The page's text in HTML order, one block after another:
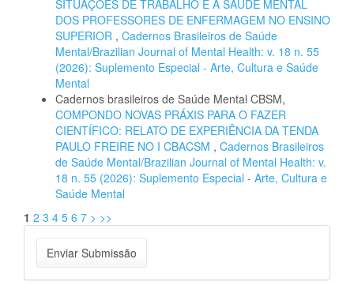
SITUAÇÕES DE TRABALHO E A SAÚDE MENTAL
DOS PROFESSORES DE ENFERMAGEM NO ENSINO
SUPERIOR , Cadernos Brasileiros de Saúde
Mental/Brazilian Journal of Mental Health: v. 18 n. 55
(2026): Suplemento Especial - Arte, Cultura e Saúde
Mental
Cadernos brasileiros de Saúde Mental CBSM,
COMPONDO NOVAS PRÁXIS PARA O FAZER
CIENTÍFICO: RELATO DE EXPERIÊNCIA DA TENDA
PAULO FREIRE NO I CBACSM , Cadernos Brasileiros
de Saúde Mental/Brazilian Journal of Mental Health: v.
18 n. 55 (2026): Suplemento Especial - Arte, Cultura e
Saúde Mental
1 2 3 4 5 6 7 > >>
Enviar
Submissão
Enviar Submissão